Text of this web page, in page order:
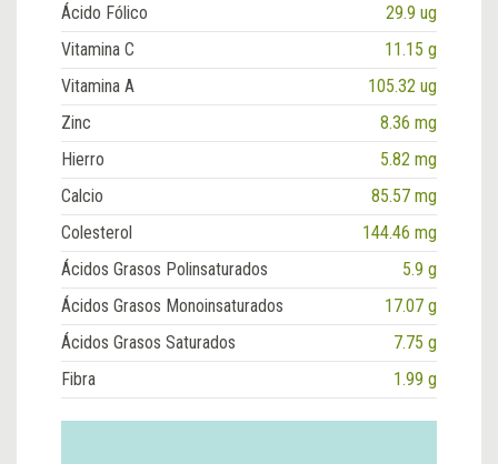
Ácido Fólico
29.9 ug
Vitamina C
11.15 g
Vitamina A
105.32 ug
Zinc
8.36 mg
Hierro
5.82 mg
Calcio
85.57 mg
Colesterol
144.46 mg
Ácidos Grasos Polinsaturados
5.9 g
Ácidos Grasos Monoinsaturados
17.07 g
Ácidos Grasos Saturados
7.75 g
Fibra
1.99 g